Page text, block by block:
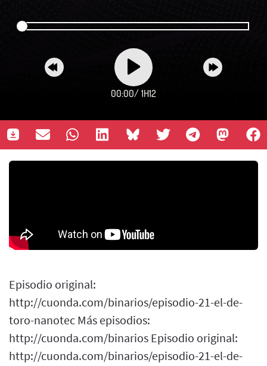
00:00/ 1H12
Episodio original:
http://cuonda.com/binarios/episodio-21-el-de-
toro-nanotec Más episodios:
http://cuonda.com/binarios Episodio original:
http://cuonda.com/binarios/episodio-21-el-de-